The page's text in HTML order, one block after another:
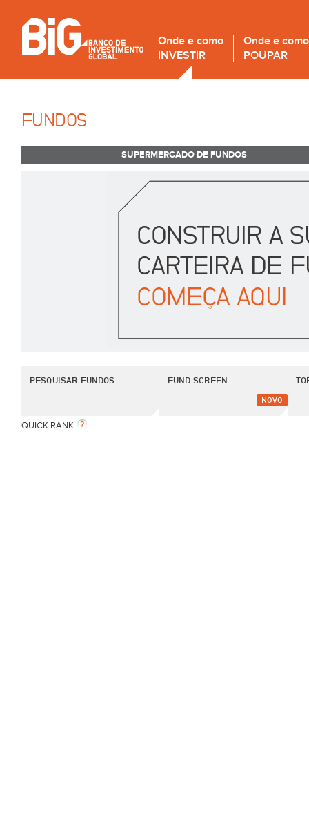
Onde e como
INVESTIR
Onde e como
POUPAR
FUNDOS
SUPERMERCADO DE FUNDOS
PESQUISAR FUNDOS FUND SCREEN
NOVO
QUICK RANK